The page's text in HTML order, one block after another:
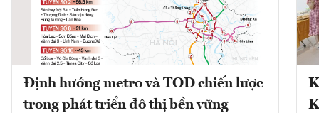
Định hướng metro và TOD chiến lược
trong phát triển đô thị bền vững